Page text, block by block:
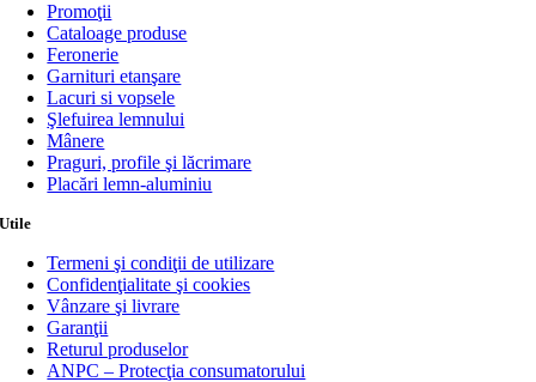
Promoţii
Cataloage produse
Feronerie
Garnituri etanşare
Lacuri si vopsele
Şlefuirea lemnului
Mânere
Praguri, profile şi lăcrimare
Placări lemn-aluminiu
Utile
Termeni şi condiţii de utilizare
Confidenţialitate şi cookies
Vânzare şi livrare
Garanţii
Returul produselor
ANPC – Protecţia consumatorului